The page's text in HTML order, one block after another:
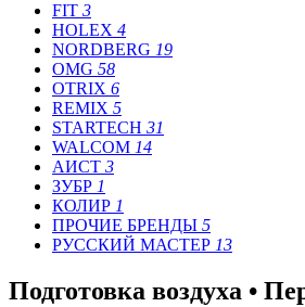
FIT 3
HOLEX 4
NORDBERG 19
OMG 58
OTRIX 6
REMIX 5
STARTECH 31
WALCOM 14
АИСТ 3
ЗУБР 1
КОЛИР 1
ПРОЧИЕ БРЕНДЫ 5
РУССКИЙ МАСТЕР 13
Подготовка воздуха •